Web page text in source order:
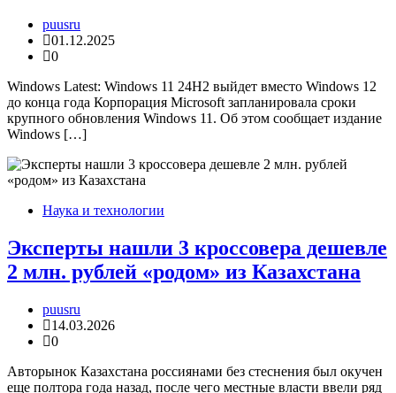
puusru
01.12.2025
0
Windows Latest: Windows 11 24H2 выйдет вместо Windows 12
до конца года Корпорация Microsoft запланировала сроки
крупного обновления Windows 11. Об этом сообщает издание
Windows […]
Наука и технологии
Эксперты нашли 3 кроссовера дешевле
2 млн. рублей «родом» из Казахстана
puusru
14.03.2026
0
Авторынок Казахстана россиянами без стеснения был окучен
еще полтора года назад, после чего местные власти ввели ряд